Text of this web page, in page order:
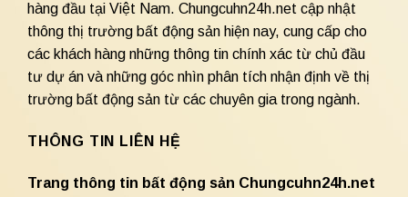
hàng đầu tại Việt Nam. Chungcuhn24h.net cập nhật
thông thị trường bất động sản hiện nay, cung cấp cho
các khách hàng những thông tin chính xác từ chủ đầu
tư dự án và những góc nhìn phân tích nhận định về thị
trường bất động sản từ các chuyên gia trong ngành.
THÔNG TIN LIÊN HỆ
Trang thông tin bất động sản Chungcuhn24h.net